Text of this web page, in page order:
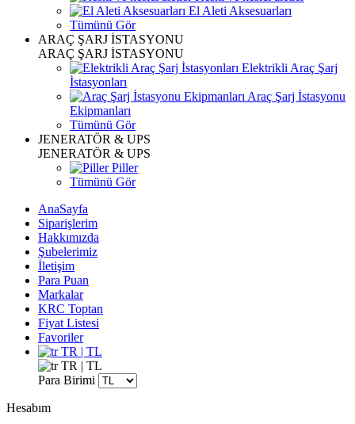
El Aleti Aksesuarları
Tümünü Gör
ARAÇ ŞARJ İSTASYONU
ARAÇ ŞARJ İSTASYONU
Elektrikli Araç Şarj
İstasyonları
Araç Şarj İstasyonu
Ekipmanları
Tümünü Gör
JENERATÖR & UPS
JENERATÖR & UPS
Piller
Tümünü Gör
AnaSayfa
Siparişlerim
Hakkımızda
Şubelerimiz
İletişim
Para Puan
Markalar
KRC Toptan
Fiyat Listesi
Favoriler
TR | TL
TR | TL
Para Birimi
Hesabım